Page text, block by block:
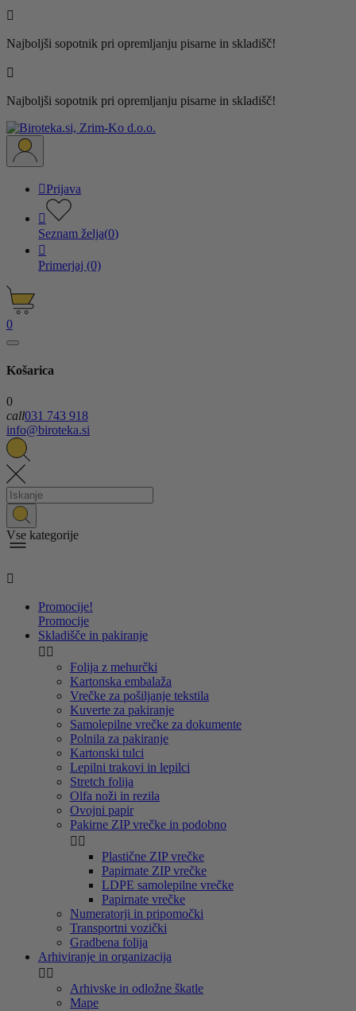

Najboljši sopotnik pri opremljanju pisarne in skladišč!

Najboljši sopotnik pri opremljanju pisarne in skladišč!
Prijava

Seznam želja(0)

Primerjaj (0)
0
Košarica
0
call031 743 918
info@biroteka.si
Vse kategorije

Promocije!
Promocije
Skladišče in pakiranje
 
Folija z mehurčki
Kartonska embalaža
Vrečke za pošiljanje tekstila
Kuverte za pakiranje
Samolepilne vrečke za dokumente
Polnila za pakiranje
Kartonski tulci
Lepilni trakovi in lepilci
Stretch folija
Olfa noži in rezila
Ovojni papir
Pakirne ZIP vrečke in podobno
 
Plastične ZIP vrečke
Papirnate ZIP vrečke
LDPE samolepilne vrečke
Papirnate vrečke
Numeratorji in pripomočki
Transportni vozički
Gradbena folija
Arhiviranje in organizacija
 
Arhivske in odložne škatle
Mape